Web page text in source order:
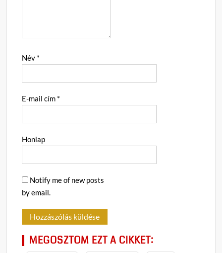
Név *
E-mail cím *
Honlap
Notify me of new posts
by email.
MEGOSZTOM EZT A CIKKET: